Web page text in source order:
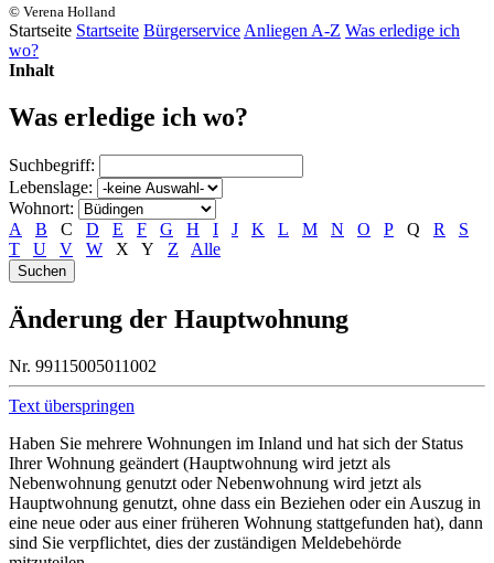
© Verena Holland
Startseite Startseite Bürgerservice Anliegen A-Z Was erledige ich
wo?
Inhalt
Was erledige ich wo?
Suchbegriff:
Lebenslage:
Wohnort:
A
B C D E F G H I J K L M N O P Q R
S
T
U V W X Y Z Alle
Änderung der Hauptwohnung
Nr. 99115005011002
Text überspringen
Haben Sie mehrere Wohnungen im Inland und hat sich der Status
Ihrer Wohnung geändert (Hauptwohnung wird jetzt als
Nebenwohnung genutzt oder Nebenwohnung wird jetzt als
Hauptwohnung genutzt, ohne dass ein Beziehen oder ein Auszug in
eine neue oder aus einer früheren Wohnung stattgefunden hat), dann
sind Sie verpflichtet, dies der zuständigen Meldebehörde